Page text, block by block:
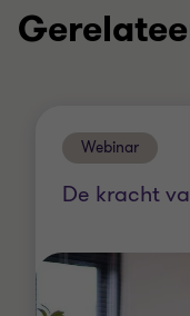
Webinar
De kracht